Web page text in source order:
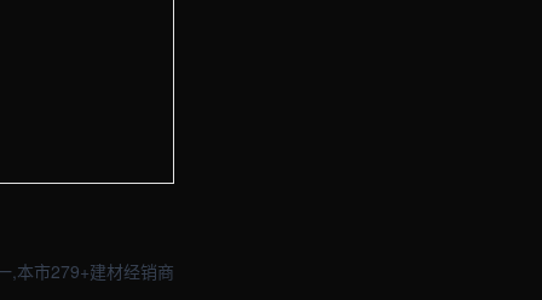
,本市279+建材经销商